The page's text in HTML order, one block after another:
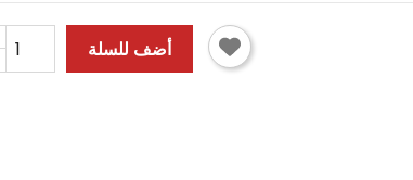
أضف للسلة